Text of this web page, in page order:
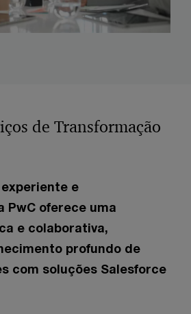
de Transformação
e
PwC oferece uma
e colaborativa,
profundo de
com soluções Salesforce